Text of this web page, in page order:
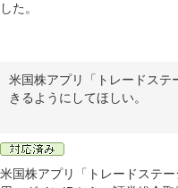
した。
米国株アプリ「トレードステ
きるようにしてほしい。
米国株アプリ「トレードステ